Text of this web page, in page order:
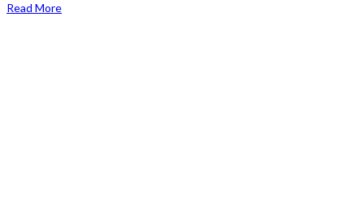
Read More